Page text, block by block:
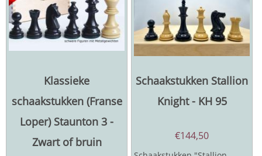
Klassieke
schaakstukken (Franse
Loper) Staunton 3 -
Zwart of bruin
Schaakstukken Stallion
Knight - KH 95
€144,50